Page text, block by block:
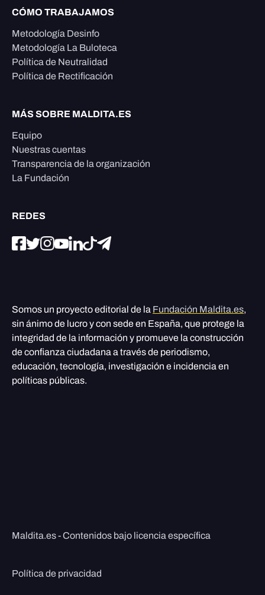
CÓMO TRABAJAMOS
Metodología Desinfo
Metodología La Buloteca
Política de Neutralidad
Política de Rectificación
MÁS SOBRE MALDITA.ES
Equipo
Nuestras cuentas
Transparencia de la organización
La Fundación
REDES
Somos un proyecto editorial de la Fundación Maldita.es,
sin ánimo de lucro y con sede en España, que protege la
integridad de la información y promueve la construcción
de confianza ciudadana a través de periodismo,
educación, tecnología, investigación e incidencia en
políticas públicas.
Maldita.es - Contenidos bajo licencia específica
Política de privacidad